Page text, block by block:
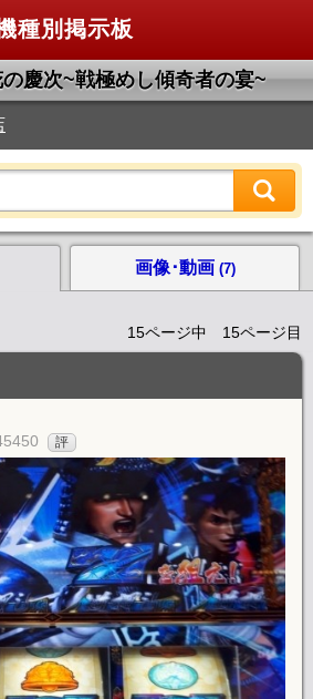
種別掲示板
慶次~戦極めし傾奇者の宴~
画像･動画 (7)
15ページ中 15ページ目
評